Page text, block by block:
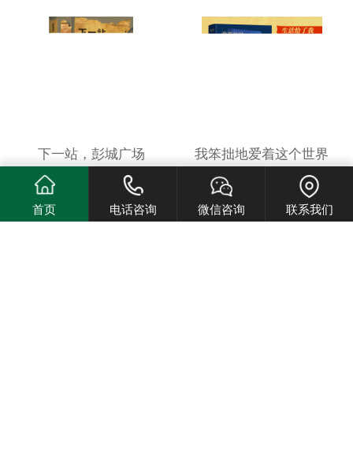
下一站，彭城广场 我笨拙地爱着这个世界
首页 电话咨询 微信咨询 联系我们